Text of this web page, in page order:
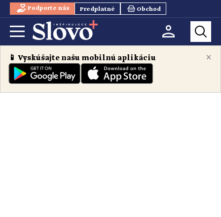
Podporte nás Predplatné Obchod
×
📱 Vyskúšajte našu mobilnú aplikáciu